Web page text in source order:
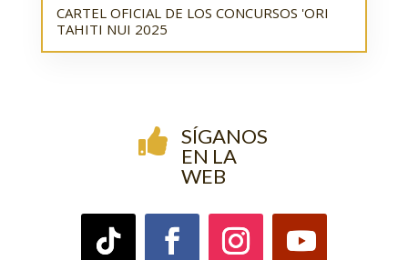
CARTEL OFICIAL DE LOS CONCURSOS 'ORI
TAHITI NUI 2025
 SÍGANOS
EN LA
WEB